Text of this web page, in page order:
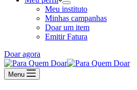
Meu instituto
Minhas campanhas
Doar um item
Emitir Fatura
Doar agora
Menu